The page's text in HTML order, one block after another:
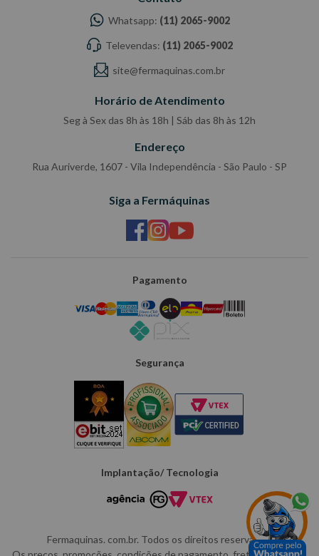
Whatsapp: (11) 2065-9002
Televendas: (11) 2065-9002
site@fermaquinas.com.br
Horário de Atendimento
Seg à Sex das 8h às 18h | Sáb das 8h às 12h
Endereço
Rua Auriverde, 1607 - Vila Independência - São Paulo - SP
Siga a Fermáquinas
Pagamento
Segurança
Implantação/ Tecnologia
Fermaquinas. com.br. Todos os direitos reservados.